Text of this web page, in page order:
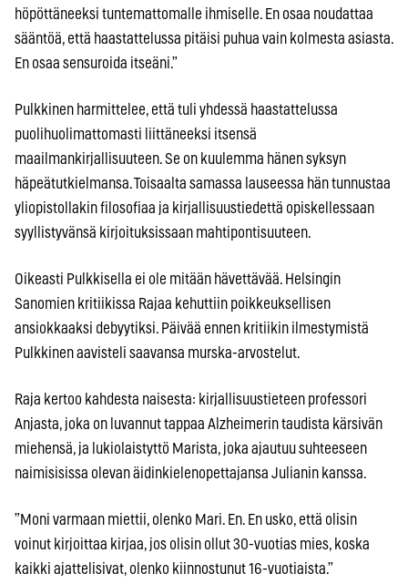
höpöttäneeksi tuntemattomalle ihmiselle. En osaa noudattaa
sääntöä, että haastattelussa pitäisi puhua vain kolmesta asiasta.
En osaa sensuroida itseäni.”
Pulkkinen harmittelee, että tuli yhdessä haastattelussa
puolihuolimattomasti liittäneeksi itsensä
maailmankirjallisuuteen. Se on kuulemma hänen syksyn
häpeätutkielmansa. Toisaalta samassa lauseessa hän tunnustaa
yliopistollakin filosofiaa ja kirjallisuustiedettä opiskellessaan
syyllistyvänsä kirjoituksissaan mahtipontisuuteen.
Oikeasti Pulkkisella ei ole mitään hävettävää. Helsingin
Sanomien kritiikissa Rajaa kehuttiin poikkeuksellisen
ansiokkaaksi debyytiksi. Päivää ennen kritiikin ilmestymistä
Pulkkinen aavisteli saavansa murska-arvostelut.
Raja kertoo kahdesta naisesta: kirjallisuustieteen professori
Anjasta, joka on luvannut tappaa Alzheimerin taudista kärsivän
miehensä, ja lukiolaistyttö Marista, joka ajautuu suhteeseen
naimisisissa olevan äidinkielenopettajansa Julianin kanssa.
”Moni varmaan miettii, olenko Mari. En. En usko, että olisin
voinut kirjoittaa kirjaa, jos olisin ollut 30-vuotias mies, koska
kaikki ajattelisivat, olenko kiinnostunut 16-vuotiaista.”